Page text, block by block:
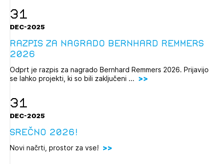
POZABLJENO GESLO
REGISTRIRAJTE SE
31
DEC-2025
Razpis za nagrado Bernhard Remmers
2026
Odprt je razpis za nagrado Bernhard Remmers 2026. Prijavijo
se lahko projekti, ki so bili zaključeni ...
31
DEC-2025
Srečno 2026!
Novi načrti, prostor za vse!
NAPREJ